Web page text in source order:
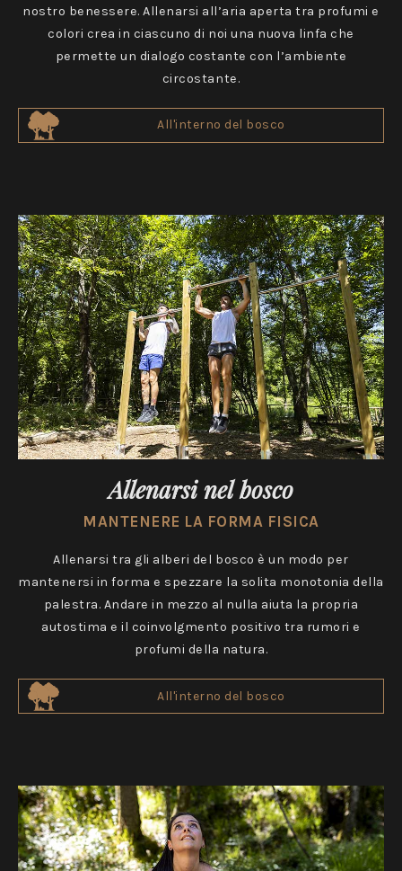
nostro benessere. Allenarsi all’aria aperta tra profumi e
colori crea in ciascuno di noi una nuova linfa che
permette un dialogo costante con l’ambiente
circostante.
All'interno del bosco
Allenarsi nel bosco
MANTENERE LA FORMA FISICA
Allenarsi tra gli alberi del bosco è un modo per
mantenersi in forma e spezzare la solita monotonia della
palestra. Andare in mezzo al nulla aiuta la propria
autostima e il coinvolgmento positivo tra rumori e
profumi della natura.
All'interno del bosco